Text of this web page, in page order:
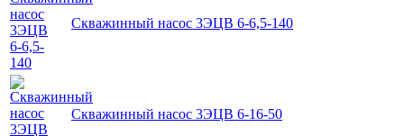
Скважинный насос 3ЭЦВ 6-6,5-140
Скважинный насос 3ЭЦВ 6-16-50